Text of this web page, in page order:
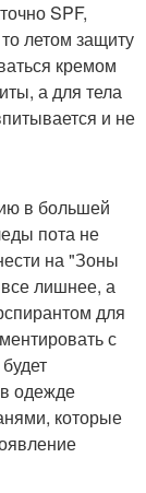
SPF,
летом защиту
кремом
а для тела
и не
в большей
пота не
на "Зоны
все лишнее, а
для
с
одежде
которые